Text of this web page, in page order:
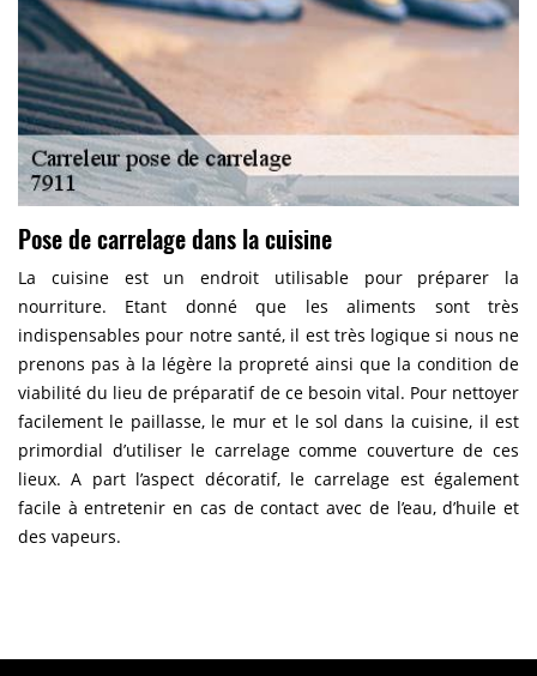
Pose de carrelage dans la cuisine
La cuisine est un endroit utilisable pour préparer la
nourriture. Etant donné que les aliments sont très
indispensables pour notre santé, il est très logique si nous ne
prenons pas à la légère la propreté ainsi que la condition de
viabilité du lieu de préparatif de ce besoin vital. Pour nettoyer
facilement le paillasse, le mur et le sol dans la cuisine, il est
primordial d’utiliser le carrelage comme couverture de ces
lieux. A part l’aspect décoratif, le carrelage est également
facile à entretenir en cas de contact avec de l’eau, d’huile et
des vapeurs.